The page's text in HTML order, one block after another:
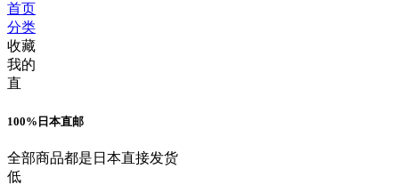
首页
分类
收藏
我的
直
100%日本直邮
全部商品都是日本直接发货
低